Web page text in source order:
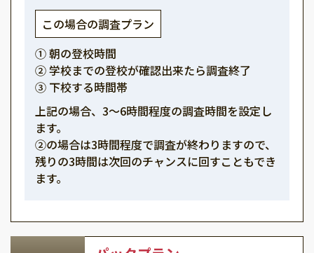
この場合の調査プラン
① 朝の登校時間
② 学校までの登校が確認出来たら調査終了
③ 下校する時間帯
上記の場合、3～6時間程度の調査時間を設定し
ます。
②の場合は3時間程度で調査が終わりますので、
残りの3時間は次回のチャンスに回すこともでき
ます。